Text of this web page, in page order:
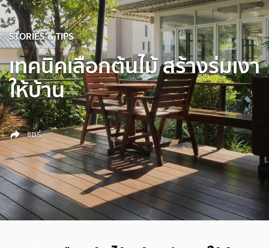
STORIES & TIPS
เทคนิคเลือกต้นไม้ สร้างร่มเงา
ให้บ้าน
แชร์